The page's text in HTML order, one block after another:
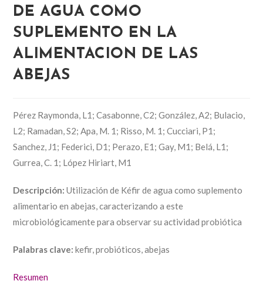
DE AGUA COMO
SUPLEMENTO EN LA
ALIMENTACION DE LAS
ABEJAS
Pérez Raymonda, L1; Casabonne, C2; González, A2; Bulacio,
L2; Ramadan, S2; Apa, M. 1; Risso, M. 1; Cucciari, P1;
Sanchez, J1; Federici, D1; Perazo, E1; Gay, M1; Belá, L1;
Gurrea, C. 1; López Hiriart, M1
Descripción: Utilización de Kéfir de agua como suplemento
alimentario en abejas, caracterizando a este
microbiológicamente para observar su actividad probiótica
Palabras clave: kefir, probióticos, abejas
Resumen